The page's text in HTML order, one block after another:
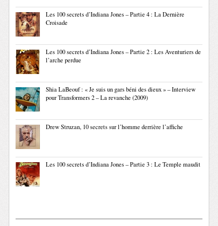
Les 100 secrets d’Indiana Jones – Partie 4 : La Dernière
Croisade
Les 100 secrets d’Indiana Jones – Partie 2 : Les Aventuriers de
l’arche perdue
Shia LaBeouf : « Je suis un gars béni des dieux » – Interview
pour Transformers 2 – La revanche (2009)
Drew Struzan, 10 secrets sur l’homme derrière l’affiche
Les 100 secrets d’Indiana Jones – Partie 3 : Le Temple maudit